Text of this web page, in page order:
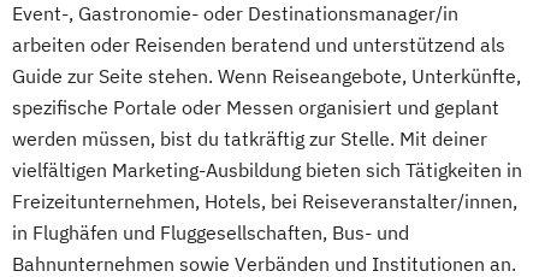
Event-, Gastronomie- oder Destinationsmanager/in
arbeiten oder Reisenden beratend und unterstützend als
Guide zur Seite stehen. Wenn Reiseangebote, Unterkünfte,
spezifische Portale oder Messen organisiert und geplant
werden müssen, bist du tatkräftig zur Stelle. Mit deiner
vielfältigen Marketing-Ausbildung bieten sich Tätigkeiten in
Freizeitunternehmen, Hotels, bei Reiseveranstalter/innen,
in Flughäfen und Fluggesellschaften, Bus- und
Bahnunternehmen sowie Verbänden und Institutionen an.